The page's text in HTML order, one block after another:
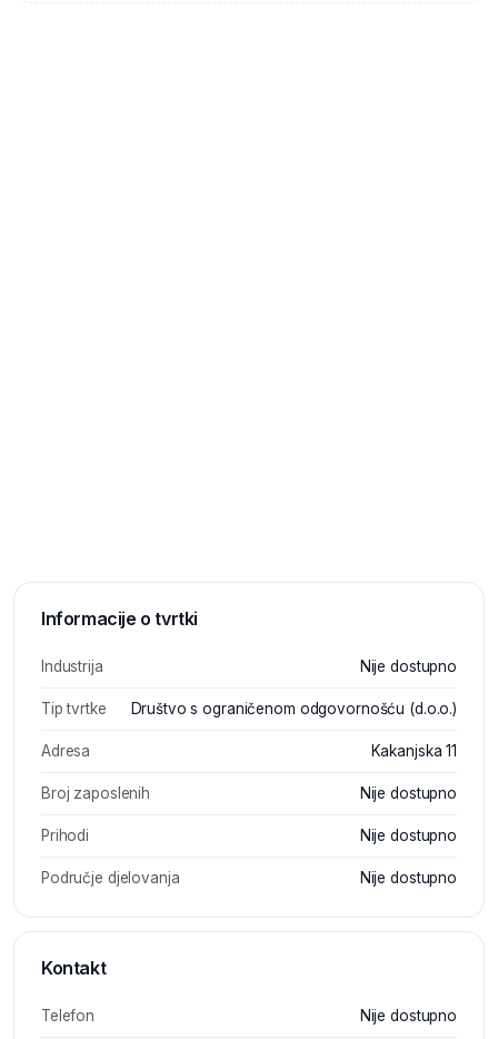
Informacije o tvrtki
Industrija Nije dostupno
Tip tvrtke Društvo s ograničenom odgovornošću (d.o.o.)
Adresa Kakanjska 11
Broj zaposlenih Nije dostupno
Prihodi Nije dostupno
Područje djelovanja Nije dostupno
Kontakt
Telefon Nije dostupno